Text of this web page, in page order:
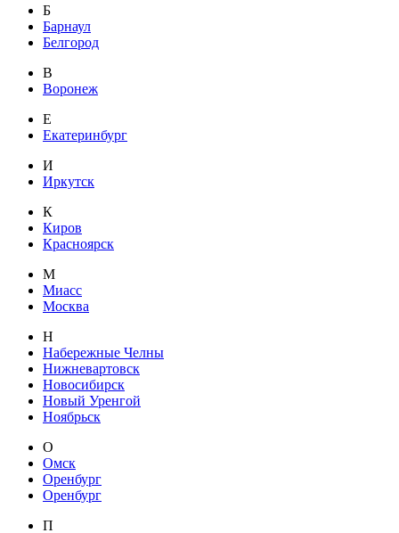
Б
Барнаул
Белгород
В
Воронеж
Е
Екатеринбург
И
Иркутск
К
Киров
Красноярск
М
Миасс
Москва
Н
Набережные Челны
Нижневартовск
Новосибирск
Новый Уренгой
Ноябрьск
О
Омск
Оренбург
Оренбург
П